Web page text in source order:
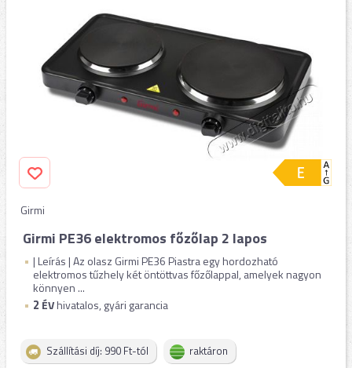
Girmi
Girmi PE36 elektromos főzőlap 2 lapos
| Leírás | Az olasz Girmi PE36 Piastra egy hordozható
elektromos tűzhely két öntöttvas főzőlappal, amelyek nagyon
könnyen ...
2 ÉVhivatalos, gyári garancia
Szállítási díj: 990 Ft-tól raktáron